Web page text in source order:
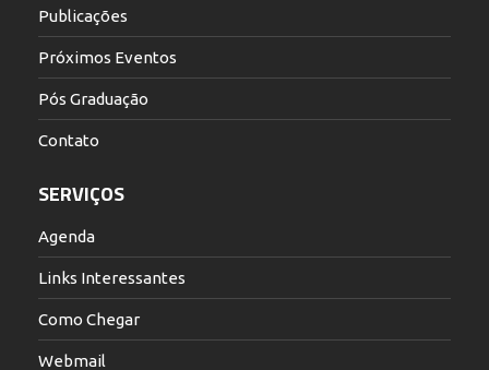
Publicações
Próximos Eventos
Pós Graduação
Contato
SERVIÇOS
Agenda
Links Interessantes
Como Chegar
Webmail